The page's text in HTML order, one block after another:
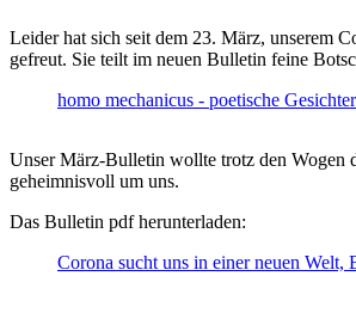
Leider hat sich seit dem 23. März, unserem
gefreut. Sie teilt im neuen Bulletin feine
homo mechanicus - poetische Gesichter
Unser März-Bulletin wollte trotz den Wogen
geheimnisvoll um uns.
Das Bulletin pdf herunterladen:
Corona sucht uns in einer neuen Welt,